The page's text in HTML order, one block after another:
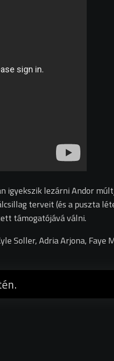
igyekszik lezárni Andor
terveit (és a puszta
támogatójává válni.
Soller, Adria Arjona,